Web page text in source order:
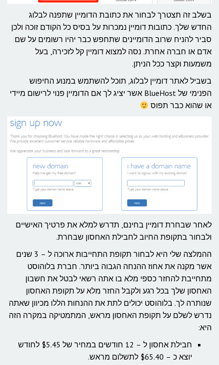
בשלב זה תצטרך לבחור את כתובת הדומיין שתפנה לבלוג
החדש שלך. כתובות דומיין נמכרות על בסיס כל הקודם זוכה ולכן
סביר להניח שרוב הדומיינים שתחפש כבר יהיו רשומים על שם
אדם או חברה אחרת. נסה למצוא דומיין קל לזכירה, בעל
משמעות וקצר ככל הניתן.
בשביל לאתר דומיין לבלוג, תוכל להשתמש במנוע החיפוש
הפנימי של BlueHost אשר יציג לך אם הדומיין פנוי לרישום מיידי
או שהוא כבר תפוס
לאחר שבחרת דומיין בחינם, תדרש למלא את פרטיך האישיים
ולבחור בתקופת החיוב לחבילת האחסון שבחרת.
ההמלצה שלי היא לבחור תקופת התחייבות ארוכה ל – 3 שנים
אשר מקנה את אחוז ההנחה הגבוה ביותר. חברת בלוהוסט
מתחייבת להחזר כספי מלא בו אתה רשאי לבטל את חשבון
האחסון שלך בכל רגע ולקבל החזר מלא על תקופת האחסון
שנותרה לך. בלוהוסט יכולים לתת את ההנחות הללו מכיוון שאתה
נדרש לשלם על תקופת האחסון מראש, המתמטיקה במקרה הזה
היא:
חבילת אחסון ל – 12 חודשים במחיר של $5.45 לחודש
יוצא כ – $65.40 לתשלום מראש.